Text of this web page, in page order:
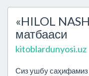
«HILOL
матбааси
kitoblardunyosi.uz
Сиз ушбу саҳифамиз